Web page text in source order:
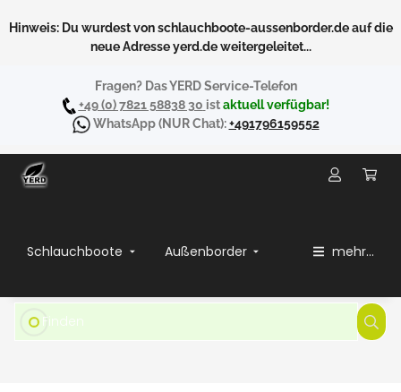
Hinweis: Du wurdest von schlauchboote-aussenborder.de auf die
neue Adresse yerd.de weitergeleitet...
Fragen? Das YERD Service-Telefon
+49 (0) 7821 58838 30 istaktuell verfügbar!
WhatsApp(NUR Chat):+491796159552
Schlauchboote Außenborder mehr...